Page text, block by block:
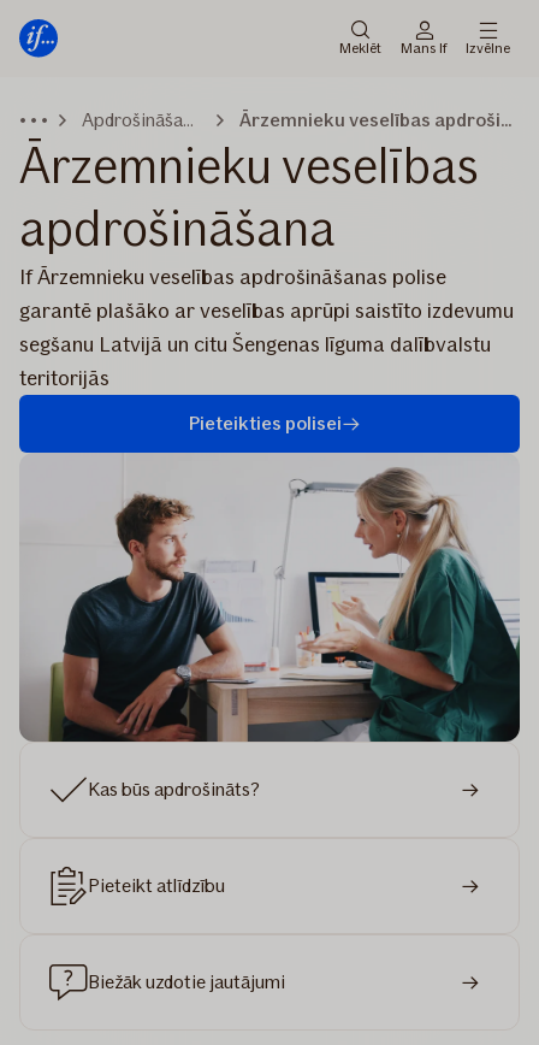
izvēlne
Meklēt Mans If Izvēlne
Apdrošināšana Ārzemnieku veselības apdrošināšana
Ārzemnieku veselības
apdrošināšana
If Ārzemnieku veselības apdrošināšanas polise
garantē plašāko ar veselības aprūpi saistīto izdevumu
segšanu Latvijā un citu Šengenas līguma dalībvalstu
teritorijās
Pieteikties polisei
Kas būs apdrošināts?
Pieteikt atlīdzību
Biežāk uzdotie jautājumi